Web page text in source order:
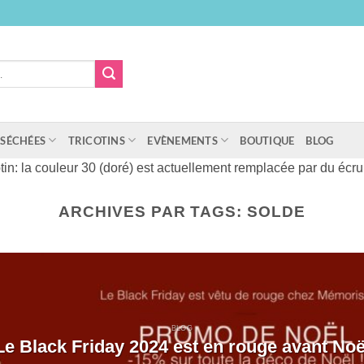
TRICOTINS EVÈNEMENTS BOUTIQUE BLOG
la couleur 30 (doré) est actuellement remplacée par du
ARCHIVES PAR TAGS: SOLDE
BLOG
Black Friday 2024 est en rouge avant